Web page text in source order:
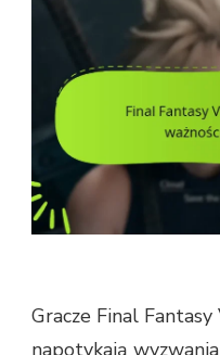
Z
Gracze Final
napotykają